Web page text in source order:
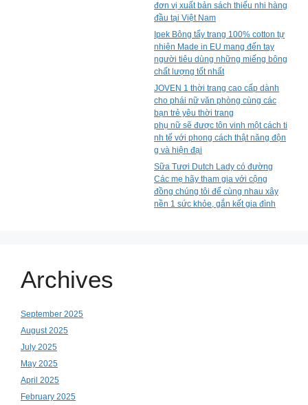
đơn vị xuất bản sách thiếu nhi hàng
đầu tại Việt Nam
Ipek Bông tẩy trang 100% cotton tự
nhiên Made in EU mang đến tay
người tiêu dùng những miếng bông
chất lượng tốt nhất
JOVEN 1 thời trang cao cấp dành
cho phái nữ văn phòng cùng các
bạn trẻ yêu thời trang
phụ nữ sẽ được tôn vinh một cách ti
nh tế với phong cách thật năng độn
g và hiện đại
Sữa Tươi Dutch Lady có đường
Các mẹ hãy tham gia với cộng
đồng chúng tôi để cùng nhau xây
nền 1 sức khỏe, gắn kết gia đình
Archives
September 2025
August 2025
July 2025
May 2025
April 2025
February 2025